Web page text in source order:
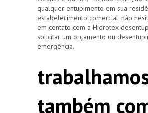
qualquer entupimento em sua
estabelecimento comercial, não
em contato com a Hidrotex
solicitar um orçamento ou
emergência.
também